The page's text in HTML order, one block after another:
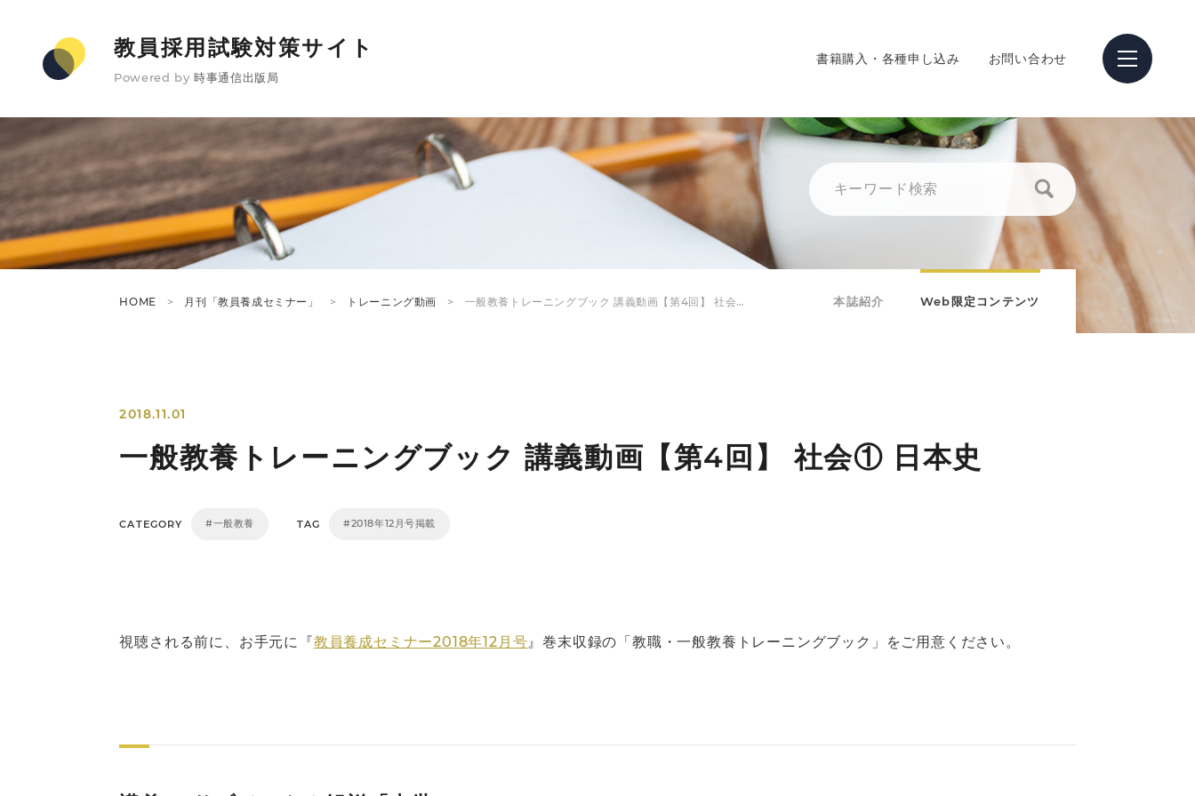
教員採用試験対策サイト
Powered by 時事通信出版局
書籍購入・各種申し込み お問い合わせ
HOME 月刊「教員養成セミナー」 トレーニング動画 一般教養トレーニングブック 講義動画【第4回】 社会… 本誌紹介 Web限定コンテンツ
2018.11.01
一般教養トレーニングブック 講義動画【第4回】 社会① 日本史
CATEGORY #一般教養 TAG #2018年12月号掲載
視聴される前に、お手元に『教員養成セミナー2018年12月号』巻末収録の「教職・一般教養トレーニングブック」をご用意ください。